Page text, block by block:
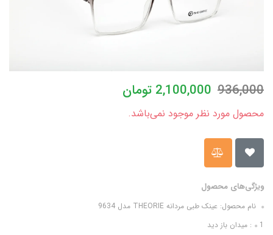
936,000
2,100,000 تومان
محصول مورد نظر موجود نمی‌باشد.
ویژگی‌های محصول
نام محصول: عینک طبی مردانه THEORIE مدل 9634
1: میدان باز دید